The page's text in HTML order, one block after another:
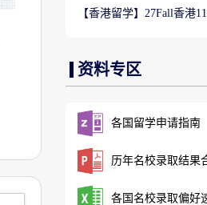
【香港留学】27Fall香港
资料专区
各国留学申请指南
历年名校录取结果
各国名校录取偏好